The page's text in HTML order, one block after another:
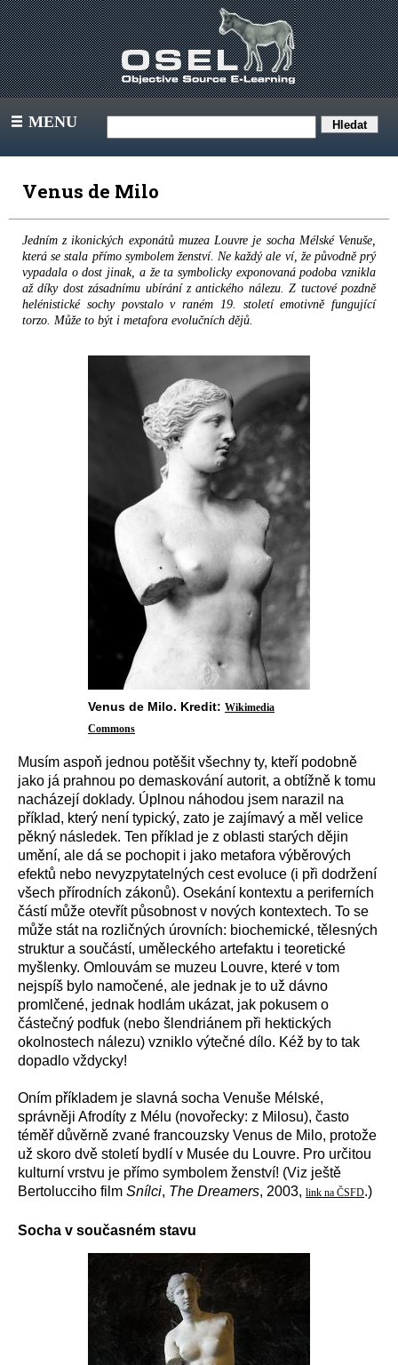
III MENU
Venus de Milo
Jedním z ikonických exponátů muzea Louvre je socha Mélské Venuše,
která se stala přímo symbolem ženství. Ne každý ale ví, že původně prý
vypadala o dost jinak, a že ta symbolicky exponovaná podoba vznikla
až díky dost zásadnímu ubírání z antického nálezu. Z tuctové pozdně
helénistické sochy povstalo v raném 19. století emotivně fungující
torzo. Může to být i metafora evolučních dějů.
Venus de Milo. Kredit: Wikimedia
Commons
Musím aspoň jednou potěšit všechny ty, kteří podobně
jako já prahnou po demaskování autorit, a obtížně k tomu
nacházejí doklady. Úplnou náhodou jsem narazil na
příklad, který není typický, zato je zajímavý a měl velice
pěkný následek. Ten příklad je z oblasti starých dějin
umění, ale dá se pochopit i jako metafora výběrových
efektů nebo nevyzpytatelných cest evoluce (i při dodržení
všech přírodních zákonů). Osekání kontextu a periferních
částí může otevřít působnost v nových kontextech. To se
může stát na rozličných úrovních: biochemické, tělesných
struktur a součástí, uměleckého artefaktu i teoretické
myšlenky. Omlouvám se muzeu Louvre, které v tom
nejspíš bylo namočené, ale jednak je to už dávno
promlčené, jednak hodlám ukázat, jak pokusem o
částečný podfuk (nebo šlendriánem při hektických
okolnostech nálezu) vzniklo výtečné dílo. Kéž by to tak
dopadlo vždycky!
Oním příkladem je slavná socha Venuše Mélské,
správněji Afrodíty z Mélu (novořecky: z Milosu), často
téměř důvěrně zvané francouzsky Venus de Milo, protože
už skoro dvě století bydlí v Musée du Louvre. Pro určitou
kulturní vrstvu je přímo symbolem ženství! (Viz ještě
Bertolucciho film Snílci, The Dreamers, 2003, link na ČSFD.)
Socha v současném stavu